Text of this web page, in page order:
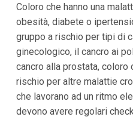
Coloro che hanno una
obesità, diabete o
gruppo a rischio per tipi di
ginecologico, il cancro ai
cancro alla prostata, coloro
rischio per altre malattie
che lavorano ad un ritmo
devono avere regolari